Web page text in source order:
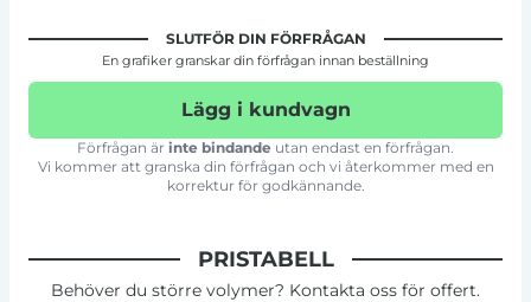
SLUTFÖR DIN FÖRFRÅGAN
En grafiker granskar din förfrågan innan beställning
Lägg i kundvagn
Förfrågan är inte bindande utan endast en förfrågan.
Vi kommer att granska din förfrågan och vi återkommer med en
korrektur för godkännande.
PRISTABELL
Behöver du större volymer? Kontakta oss för offert.